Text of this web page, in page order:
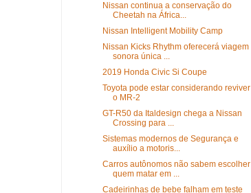
Nissan continua a conservação do
Cheetah na África...
Nissan Intelligent Mobility Camp
Nissan Kicks Rhythm oferecerá viagem
sonora única ...
2019 Honda Civic Si Coupe
Toyota pode estar considerando reviver
o MR-2
GT-R50 da Italdesign chega a Nissan
Crossing para ...
Sistemas modernos de Segurança e
auxílio a motoris...
Carros autônomos não sabem escolher
quem matar em ...
Cadeirinhas de bebe falham em teste